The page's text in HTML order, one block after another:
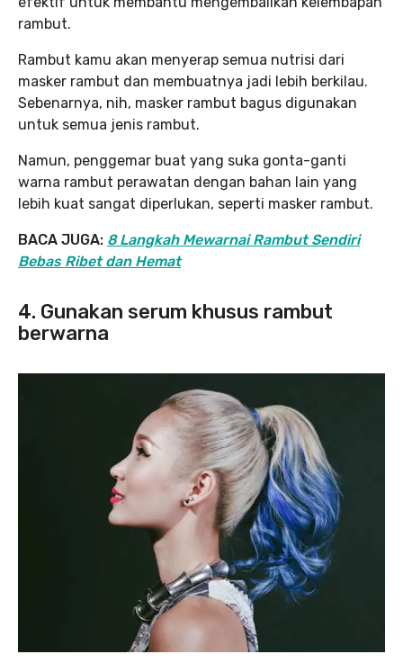
rambut.
Rambut kamu akan menyerap semua nutrisi dari
masker rambut dan membuatnya jadi lebih berkilau.
Sebenarnya, nih, masker rambut bagus digunakan
untuk semua jenis rambut.
Namun, penggemar buat yang suka gonta-ganti
warna rambut perawatan dengan bahan lain yang
lebih kuat sangat diperlukan, seperti masker rambut.
BACA JUGA: 8 Langkah Mewarnai Rambut Sendiri
Bebas Ribet dan Hemat
4. Gunakan serum khusus rambut
berwarna